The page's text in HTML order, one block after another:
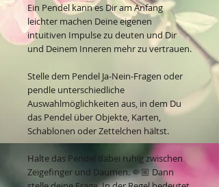
Ein Pendel kann es Dir am Anfang
leichter machen Deine eigenen
intuitiven Impulse zu deuten und Dir
und Deinem Inneren mehr zu vertrauen.
Stelle dem Pendel Ja-Nein-Fragen oder
pendle unterschiedliche
Auswahlmöglichkeiten aus, in dem Du
das Pendel über Objekte, Karten,
Schablonen oder Zettelchen hältst.
Halte das Pendel dabei ruhig zwischen
Zeigefinger und Daumen. 🤏🏼 Dann